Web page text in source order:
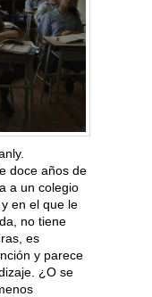
doce años de
a un colegio
en el que le
no tiene
es
y parece
¿O se